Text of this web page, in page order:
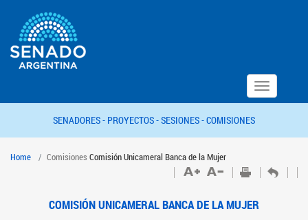
Toggle
navigation
SENADORES - PROYECTOS -SESIONES -COMISIONES
Home Comisiones Comisión Unicameral Banca de la Mujer
COMISIÓN UNICAMERAL BANCA DE LA MUJER